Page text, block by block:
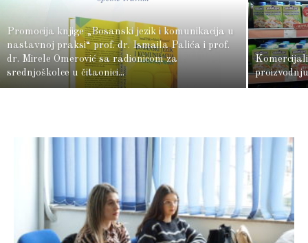
Promocija knjige „Bosanski jezik i komunikacija u
nastavnoj praksi“ prof. dr. Ismaila Palića i prof.
dr. Mirele Omerović sa radionicom za
srednjoškolce u čitaonici...